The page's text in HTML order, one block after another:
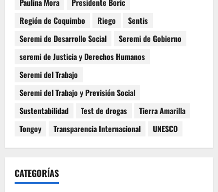
Paulina Mora
Presidente Boric
Región de Coquimbo
Riego
Sentis
Seremi de Desarrollo Social
Seremi de Gobierno
seremi de Justicia y Derechos Humanos
Seremi del Trabajo
Seremi del Trabajo y Previsión Social
Sustentabilidad
Test de drogas
Tierra Amarilla
Tongoy
Transparencia Internacional UNESCO
CATEGORÍAS